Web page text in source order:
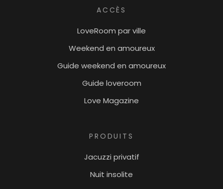
ACCÈS
LoveRoom par ville
Weekend en amoureux
Guide weekend en amoureux
Guide loveroom
Love Magazine
PRODUITS
Jacuzzi privatif
Nuit insolite